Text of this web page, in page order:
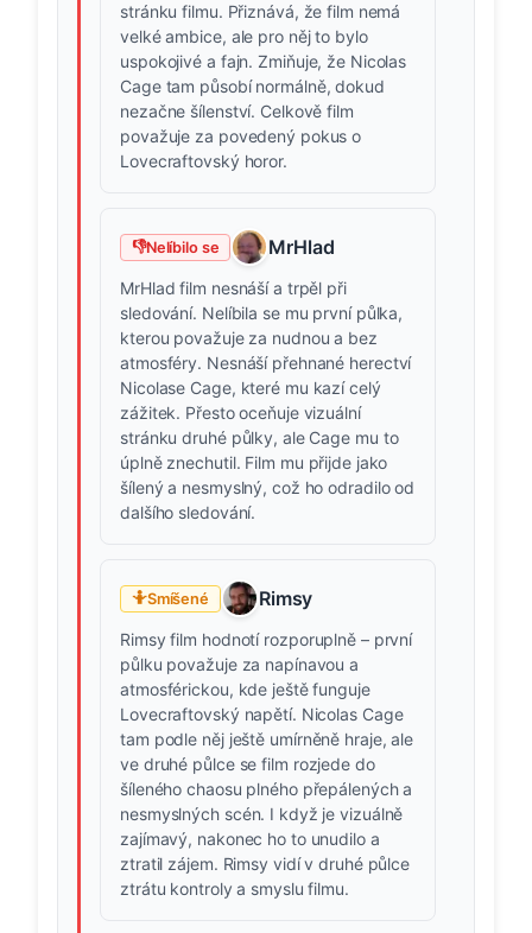
stránku filmu. Přiznává, že film nemá
velké ambice, ale pro něj to bylo
uspokojivé a fajn. Zmiňuje, že Nicolas
Cage tam působí normálně, dokud
nezačne šílenství. Celkově film
považuje za povedený pokus o
Lovecraftovský horor.
👎Nelíbilo se MrHlad
MrHlad film nesnáší a trpěl při
sledování. Nelíbila se mu první půlka,
kterou považuje za nudnou a bez
atmosféry. Nesnáší přehnané herectví
Nicolase Cage, které mu kazí celý
zážitek. Přesto oceňuje vizuální
stránku druhé půlky, ale Cage mu to
úplně znechutil. Film mu přijde jako
šílený a nesmyslný, což ho odradilo od
dalšího sledování.
🤷Smíšené Rimsy
Rimsy film hodnotí rozporuplně – první
půlku považuje za napínavou a
atmosférickou, kde ještě funguje
Lovecraftovský napětí. Nicolas Cage
tam podle něj ještě umírněně hraje, ale
ve druhé půlce se film rozjede do
šíleného chaosu plného přepálených a
nesmyslných scén. I když je vizuálně
zajímavý, nakonec ho to unudilo a
ztratil zájem. Rimsy vidí v druhé půlce
ztrátu kontroly a smyslu filmu.